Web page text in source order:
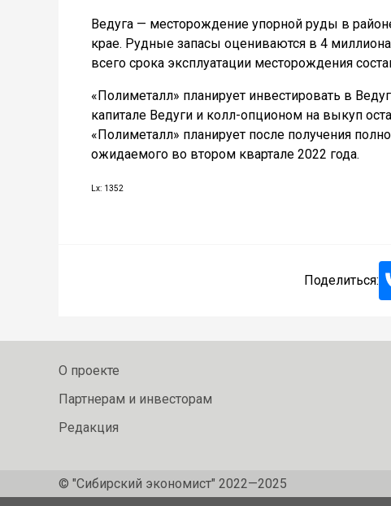
Ведуга — месторождение упорной руды в
крае. Рудные запасы оцениваются в 4
всего срока эксплуатации месторождения
«Полиметалл» планирует инвестировать в
капитале Ведуги и колл-опционом на выкуп
«Полиметалл» планирует после получения
ожидаемого во втором квартале 2022 года.
Lx: 1352
Поделиться:
О проекте
Партнерам и инвесторам
Редакция
© "Сибирский экономист" 2022—2025